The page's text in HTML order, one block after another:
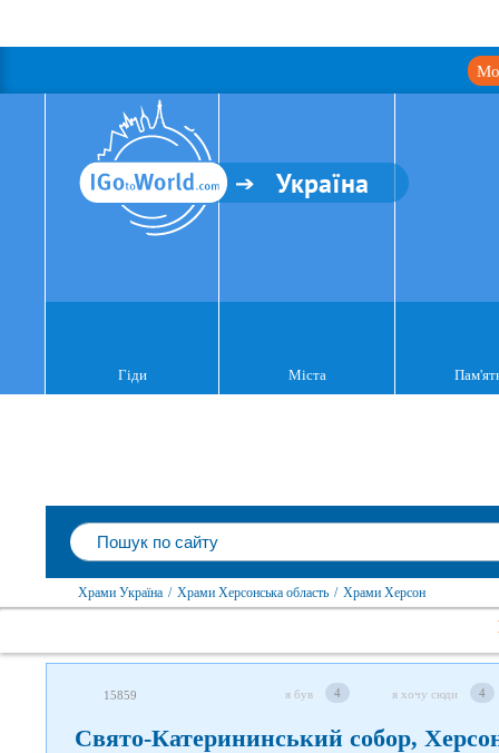
Україна
Гіди Міста
Храми Україна / Храми Херсонська область / Храми Херсон
15859 я був 4 я хочу сюди 4
Свято-Катерининський собор,